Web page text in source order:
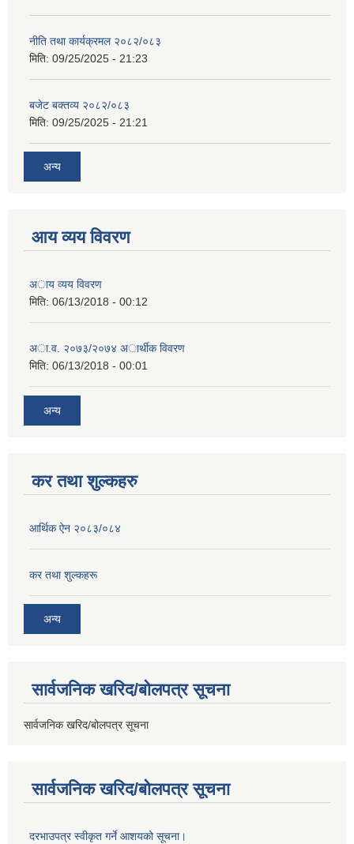
नीति तथा कार्यक्रमल २०८२/०८३
मिति: 09/25/2025 - 21:23
बजेट बक्तव्य २०८२/०८३
मिति: 09/25/2025 - 21:21
अन्य
आय व्यय विवरण
अाय व्यय विवरण
मिति: 06/13/2018 - 00:12
अा.व. २०७३/२०७४ अार्थीक विवरण
मिति: 06/13/2018 - 00:01
अन्य
कर तथा शुल्कहरु
आर्थिक ऐन २०८३/०८४
कर तथा शुल्कहरू
अन्य
सार्वजनिक खरिद/बोलपत्र सूचना
सार्वजनिक खरिद/बोलपत्र सूचना
सार्वजनिक खरिद/बोलपत्र सूचना
दरभाउपत्र स्वीकृत गर्ने आशयको सूचना।